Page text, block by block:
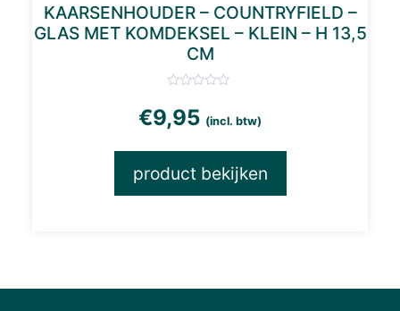
KAARSENHOUDER – COUNTRYFIELD –
GLAS MET KOMDEKSEL – KLEIN – H 13,5
CM
€9,95 (incl. btw)
product bekijken